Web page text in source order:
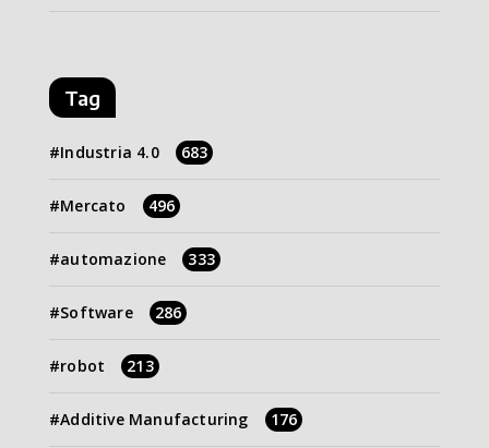
Tag
Industria 4.0 683
Mercato 496
automazione 333
Software 286
robot 213
Additive Manufacturing 176